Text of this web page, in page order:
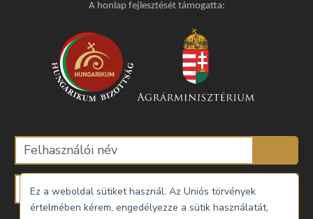
A honlap fejlesztését támogatta:
Ez a weboldal sütiket használ. Az Uniós törvények
értelmében kérem, engedélyezze a sütik használatát,